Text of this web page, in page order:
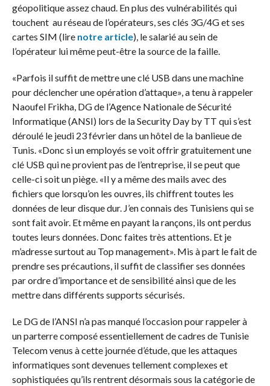
géopolitique assez chaud. En plus des vulnérabilités qui
touchent au réseau de l’opérateurs, ses clés 3G/4G et ses
cartes SIM (lire notre article), le salarié au sein de
l’opérateur lui même peut-être la source de la faille.
«Parfois il suffit de mettre une clé USB dans une machine
pour déclencher une opération d’attaque», a tenu à rappeler
Naoufel Frikha, DG de l’Agence Nationale de Sécurité
Informatique (ANSI) lors de la Security Day by TT qui s’est
déroulé le jeudi 23 février dans un hôtel de la banlieue de
Tunis. «Donc si un employés se voit offrir gratuitement une
clé USB qui ne provient pas de l’entreprise, il se peut que
celle-ci soit un piège. «Il y a même des mails avec des
fichiers que lorsqu’on les ouvres, ils chiffrent toutes les
données de leur disque dur. J’en connais des Tunisiens qui se
sont fait avoir. Et même en payant la rançons, ils ont perdus
toutes leurs données. Donc faites très attentions. Et je
m’adresse surtout au Top management». Mis à part le fait de
prendre ses précautions, il suffit de classifier ses données
par ordre d’importance et de sensibilité ainsi que de les
mettre dans différents supports sécurisés.
Le DG de l’ANSI n’a pas manqué l’occasion pour rappeler à
un parterre composé essentiellement de cadres de Tunisie
Telecom venus à cette journée d’étude, que les attaques
informatiques sont devenues tellement complexes et
sophistiquées qu’ils rentrent désormais sous la catégorie de